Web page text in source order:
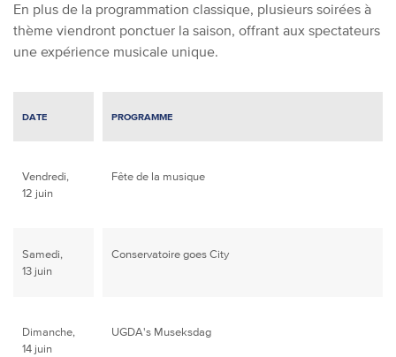
En plus de la programmation classique, plusieurs soirées à
thème viendront ponctuer la saison, offrant aux spectateurs
une expérience musicale unique.
DATE PROGRAMME
Vendredi,
12 juin
Fête de la musique
Samedi,
13 juin
Conservatoire goes City
Dimanche,
14 juin
UGDA's Museksdag